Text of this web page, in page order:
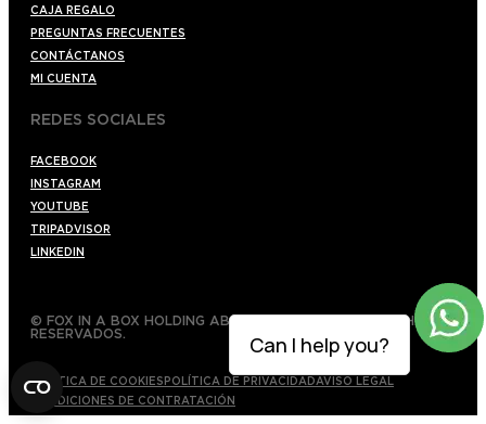
CAJA REGALO
PREGUNTAS FRECUENTES
CONTÁCTANOS
MI CUENTA
REDES SOCIALES
FACEBOOK
INSTAGRAM
YOUTUBE
TRIPADVISOR
LINKEDIN
© FOX IN A BOX HOLDING AB 2022 TODOS LOS DERECHOS
RESERVADOS.
POLÍTICA DE COOKIESPOLÍTICA DE PRIVACIDADAVISO LEGAL
CONDICIONES DE CONTRATACIÓN
Can I help you?